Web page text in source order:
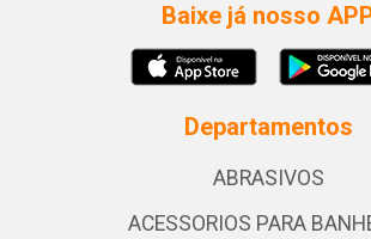
Baixe já nosso
Departamentos
ABRASIVOS
ACESSORIOS PARA